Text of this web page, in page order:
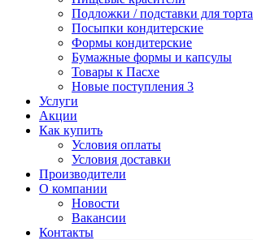
Подложки / подставки для торта
Посыпки кондитерские
Формы кондитерские
Бумажные формы и капсулы
Товары к Пасхе
Новые поступления 3
Услуги
Акции
Как купить
Условия оплаты
Условия доставки
Производители
О компании
Новости
Вакансии
Контакты